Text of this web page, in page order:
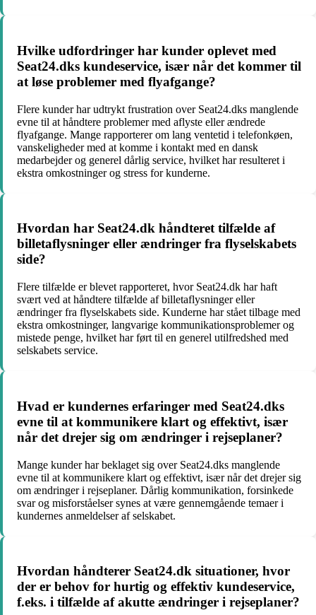
Hvilke udfordringer har kunder oplevet med
Seat24.dks kundeservice, især når det kommer til
at løse problemer med flyafgange?
Flere kunder har udtrykt frustration over Seat24.dks manglende
evne til at håndtere problemer med aflyste eller ændrede
flyafgange. Mange rapporterer om lang ventetid i telefonkøen,
vanskeligheder med at komme i kontakt med en dansk
medarbejder og generel dårlig service, hvilket har resulteret i
ekstra omkostninger og stress for kunderne.
Hvordan har Seat24.dk håndteret tilfælde af
billetaflysninger eller ændringer fra flyselskabets
side?
Flere tilfælde er blevet rapporteret, hvor Seat24.dk har haft
svært ved at håndtere tilfælde af billetaflysninger eller
ændringer fra flyselskabets side. Kunderne har stået tilbage med
ekstra omkostninger, langvarige kommunikationsproblemer og
mistede penge, hvilket har ført til en generel utilfredshed med
selskabets service.
Hvad er kundernes erfaringer med Seat24.dks
evne til at kommunikere klart og effektivt, især
når det drejer sig om ændringer i rejseplaner?
Mange kunder har beklaget sig over Seat24.dks manglende
evne til at kommunikere klart og effektivt, især når det drejer sig
om ændringer i rejseplaner. Dårlig kommunikation, forsinkede
svar og misforståelser synes at være gennemgående temaer i
kundernes anmeldelser af selskabet.
Hvordan håndterer Seat24.dk situationer, hvor
der er behov for hurtig og effektiv kundeservice,
f.eks. i tilfælde af akutte ændringer i rejseplaner?